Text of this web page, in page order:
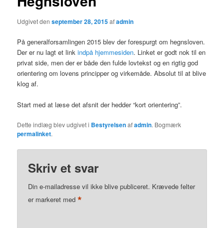
Udgivet denseptember 28, 2015afadmin
På generalforsamlingen 2015 blev der forespurgt om hegnsloven.
Der er nu lagt et linkindpå hjemmesiden. Linket er godt nok til en
privat side, men der er både den fulde lovtekst og en rigtig god
orientering om lovens principper og virkemåde. Absolut til at blive
klog af.
Start med at læse det afsnit der hedder “kort orientering”.
Dette indlæg blev udgivet i Bestyrelsenafadmin. Bogmærk
permalinket.
Skriv et svar
Din e-mailadresse vil ikke blive publiceret. Krævede felter
er markeret med*